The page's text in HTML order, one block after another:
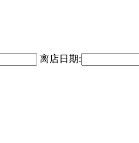
离店日期: